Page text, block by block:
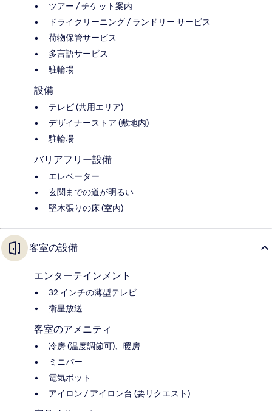
ツアー / チケット案内
ドライクリーニング / ランドリー サービス
荷物保管サービス
多言語サービス
駐輪場
設備
テレビ (共用エリア)
デザイナーストア (敷地内)
駐輪場
バリアフリー設備
エレベーター
玄関までの道が明るい
堅木張りの床 (室内)
客室の設備
エンターテインメント
32 インチの薄型テレビ
衛星放送
客室のアメニティ
冷房 (温度調節可)、暖房
ミニバー
電気ポット
アイロン / アイロン台 (要リクエスト)